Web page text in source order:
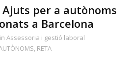
Ajuts per a autònoms
a Barcelona
in Assessoria i gestió laboral
, RETA